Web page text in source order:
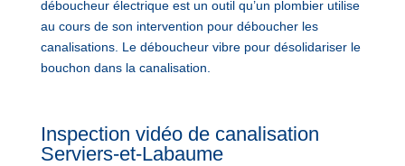
déboucheur électrique est un outil qu’un plombier utilise
au cours de son intervention pour déboucher les
canalisations. Le déboucheur vibre pour désolidariser le
bouchon dans la canalisation.
Inspection vidéo de canalisation
Serviers-et-Labaume